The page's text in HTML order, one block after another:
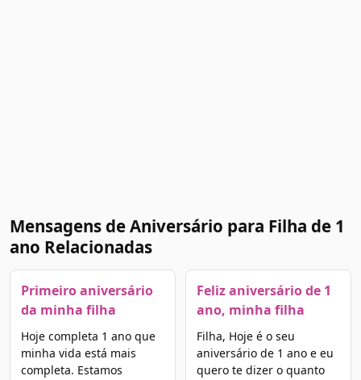
Mensagens de Aniversário para Filha de 1
ano Relacionadas
Primeiro aniversário
da minha filha
Hoje completa 1 ano que
minha vida está mais
completa. Estamos
Feliz aniversário de 1
ano, minha filha
Filha, Hoje é o seu
aniversário de 1 ano e eu
quero te dizer o quanto